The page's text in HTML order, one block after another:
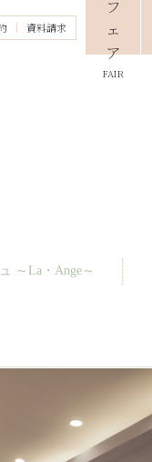
資料請求
FAIR
～La・Ange～